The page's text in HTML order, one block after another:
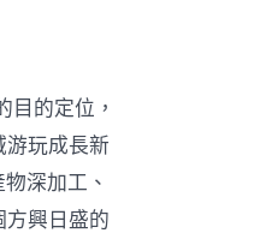
目的定位，
玩成長新
深加工、
興日盛的